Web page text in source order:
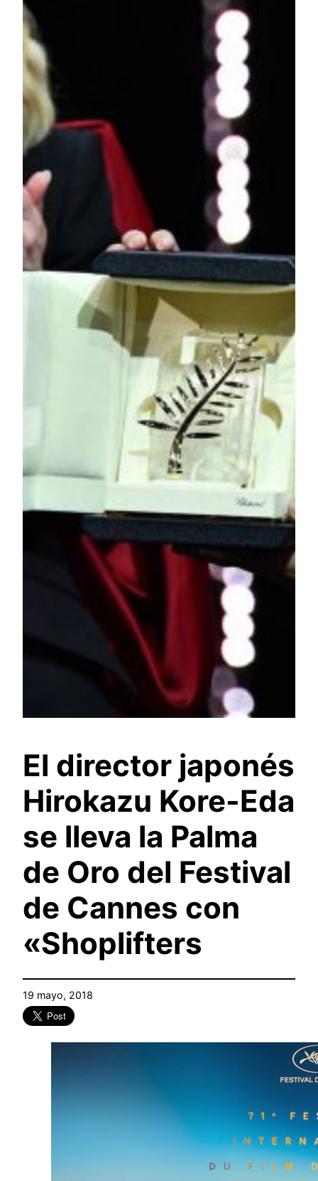
El director japonés
Hirokazu Kore-Eda
se lleva la Palma
de Oro del Festival
de Cannes con
«Shoplifters
19 mayo, 2018